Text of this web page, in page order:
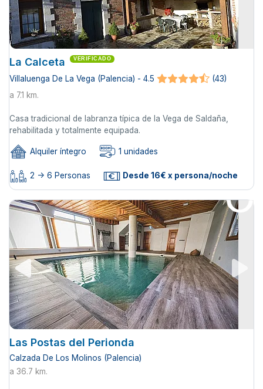
La Calceta VERIFICADO
Villaluenga De La Vega (Palencia) - 4.5
(43)
a 7.1 km.
Casa tradicional de labranza típica de la Vega de Saldaña,
rehabilitada y totalmente equipada.
Alquiler íntegro 1 unidades
2 -> 6 Personas Desde 16€ x persona/noche
Las Postas del Perionda
Calzada De Los Molinos (Palencia)
a 36.7 km.